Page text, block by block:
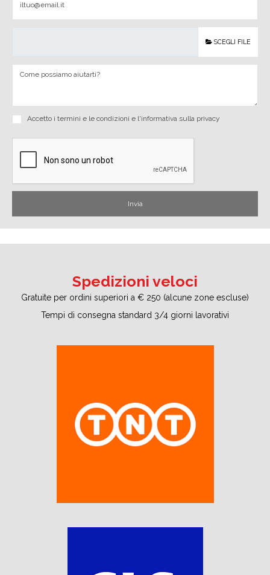
SCEGLI FILE
Accetto i termini e le condizioni e l'informativa sulla privacy
Spedizioni veloci
Gratuite per ordini superiori a € 250 (alcune zone escluse)
Tempi di consegna standard 3/4 giorni lavorativi